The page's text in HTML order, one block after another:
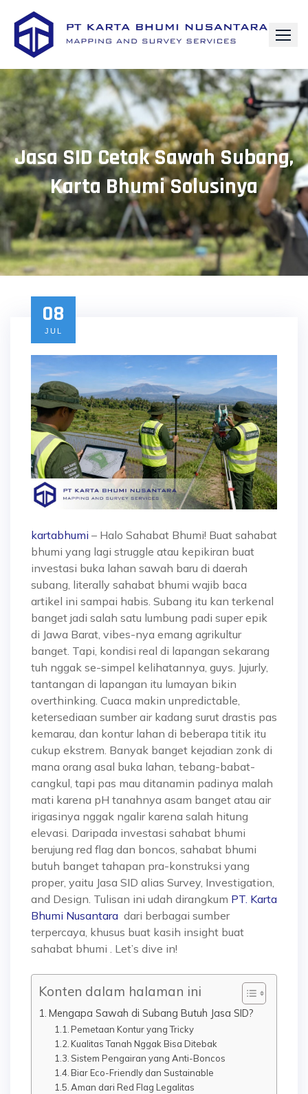
content
Jasa SID Cetak Sawah Subang,
Karta Bhumi Solusinya
08
JUL
kartabhumi – Halo Sahabat Bhumi! Buat sahabat
bhumi yang lagi struggle atau kepikiran buat
investasi buka lahan sawah baru di daerah
subang, literally sahabat bhumi wajib baca
artikel ini sampai habis. Subang itu kan terkenal
banget jadi salah satu lumbung padi super epik
di Jawa Barat, vibes-nya emang agrikultur
banget. Tapi, kondisi real di lapangan sekarang
tuh nggak se-simpel kelihatannya, guys. Jujurly,
tantangan di lapangan itu lumayan bikin
overthinking. Cuaca makin unpredictable,
ketersediaan sumber air kadang surut drastis pas
kemarau, dan kontur lahan di beberapa titik itu
cukup ekstrem. Banyak banget kejadian zonk di
mana orang asal buka lahan, tebang-babat-
cangkul, tapi pas mau ditanamin padinya malah
mati karena pH tanahnya asam banget atau air
irigasinya nggak ngalir karena salah hitung
elevasi. Daripada investasi sahabat bhumi
berujung red flag dan boncos, sahabat bhumi
butuh banget tahapan pra-konstruksi yang
proper, yaitu Jasa SID alias Survey, Investigation,
and Design. Tulisan ini udah dirangkum PT. Karta
Bhumi Nusantara dari berbagai sumber
terpercaya, khusus buat kasih insight buat
sahabat bhumi . Let’s dive in!
Konten dalam halaman ini
Mengapa Sawah di Subang Butuh Jasa SID?
Pemetaan Kontur yang Tricky
Kualitas Tanah Nggak Bisa Ditebak
Sistem Pengairan yang Anti-Boncos
Biar Eco-Friendly dan Sustainable
Aman dari Red Flag Legalitas